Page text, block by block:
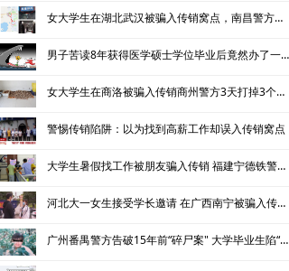
女大学生在湖北武汉被骗入传销窝点，南昌警方三天解救成功
男子苦读8年获得医学硕士学位毕业后竟然办了一家传销公司
女大学生在商洛被骗入传销商州警方3天打掉3个传销窝点
警惕传销陷阱：以为找到高薪工作却误入传销窝点
大学生暑假找工作被朋友骗入传销 福建宁德铁警进行解救并捣毁传销窝点
河北大一女生接受学长邀请 在广西南宁被骗入传销窝点
广州番禺警方告破15年前“碎尸案" 大学毕业生陷“恒天”传销被害